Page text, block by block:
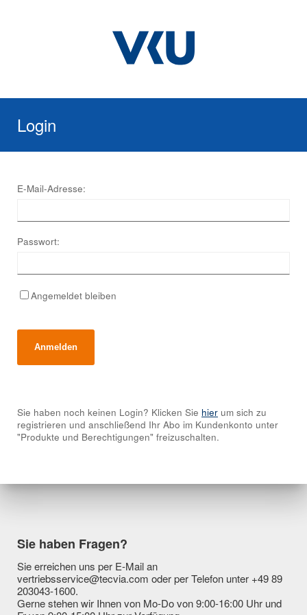
Login
E-Mail-Adresse:
Passwort:
Angemeldet bleiben
Sie haben noch keinen Login? Klicken Sie hier um sich zu
registrieren und anschließend Ihr Abo im Kundenkonto unter
"Produkte und Berechtigungen" freizuschalten.
Sie haben Fragen?
Sie erreichen uns per E-Mail an
vertriebsservice@tecvia.com oder per Telefon unter +49 89
203043-1600.
Gerne stehen wir Ihnen von Mo-Do von 9:00-16:00 Uhr und